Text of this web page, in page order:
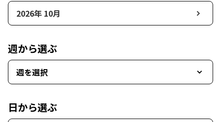
2026年 10月
週から選ぶ
週を選択
日から選ぶ